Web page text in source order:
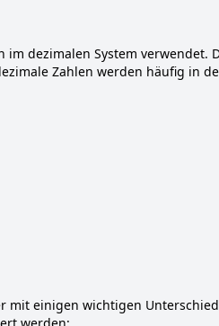
im dezimalen System verwendet.
Zahlen werden häufig in
mit einigen wichtigen